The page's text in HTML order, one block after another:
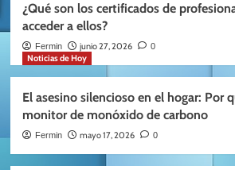
¿Qué son los certificados de
acceder a ellos?
Fermin junio 27, 2026 0
Noticias de Hoy
El asesino silencioso en el hogar: Por
monitor de monóxido de carbono
Fermin mayo 17, 2026 0